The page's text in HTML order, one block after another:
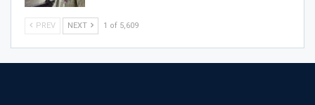
PREV NEXT 1 of 5,609